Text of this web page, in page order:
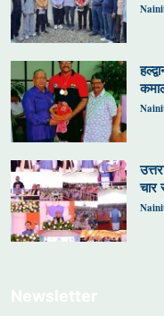
चार
Newsletter